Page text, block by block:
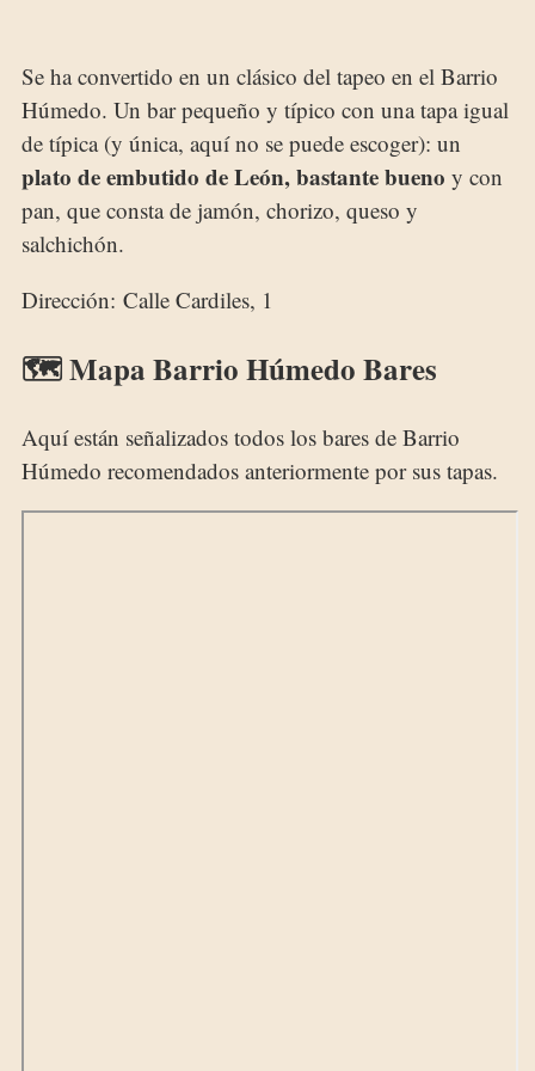
Se ha convertido en un clásico del tapeo en el Barrio
Húmedo. Un bar pequeño y típico con una tapa igual
de típica (y única, aquí no se puede escoger): un
plato de embutido de León, bastante bueno y con
pan, que consta de jamón, chorizo, queso y
salchichón.
Dirección: Calle Cardiles, 1
🗺️ Mapa Barrio Húmedo Bares
Aquí están señalizados todos los bares de Barrio
Húmedo recomendados anteriormente por sus tapas.